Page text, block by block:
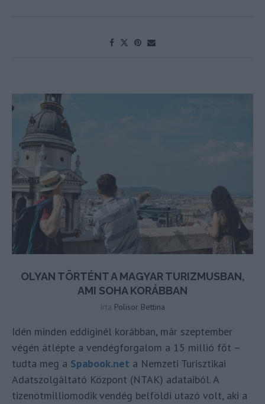
OLYAN TÖRTÉNT A MAGYAR TURIZMUSBAN,
AMI SOHA KORÁBBAN
írta Polisor Bettina
Idén minden eddiginél korábban, már szeptember
végén átlépte a vendégforgalom a 15 millió főt –
tudta meg a Spabook.net a Nemzeti Turisztikai
Adatszolgáltató Központ (NTAK) adataiból. A
tizenötmilliomodik vendég belföldi utazó volt, aki a